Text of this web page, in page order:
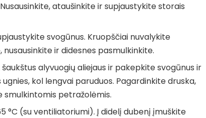
ataušinkite ir supjaustykite storais
svogūnus. Kruopščiai nuvalykite
ir didesnes pasmulkinkite.
alyvuogių aliejaus ir pakepkite svogūnus ir
kol lengvai paruduos. Pagardinkite druska,
petražolėmis.
°C (su ventiliatoriumi). Į didelį dubenį įmuškite